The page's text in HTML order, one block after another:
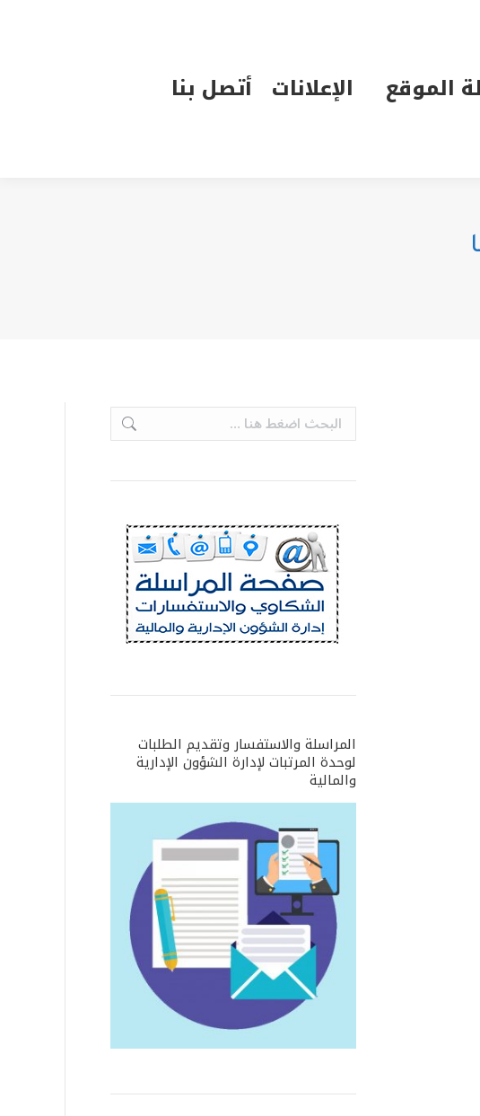
الموقع الإعلانات أتصل بنا
Search:
المراسلة والاستفسار وتقديم الطلبات
لوحدة المرتبات لإدارة الشؤون الإدارية
والمالية